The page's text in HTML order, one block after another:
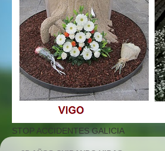
STOP ACCIDENTES GALICIA